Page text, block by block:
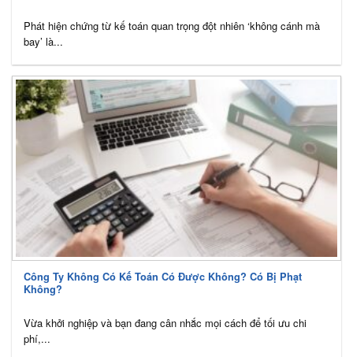
Phát hiện chứng từ kế toán quan trọng đột nhiên ‘không cánh mà
bay’ là...
Công Ty Không Có Kế Toán Có Được Không? Có Bị Phạt
Không?
Vừa khởi nghiệp và bạn đang cân nhắc mọi cách để tối ưu chi
phí,...